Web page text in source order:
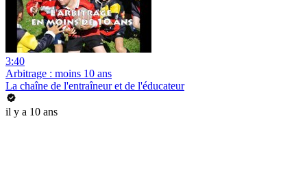
3:40
Arbitrage : moins 10 ans
La chaîne de l'entraîneur et de l'éducateur
il y a 10 ans